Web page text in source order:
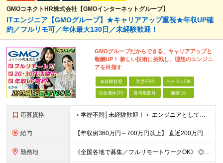
GMOコネクトHR株式会社【GMOインターネットグループ】
ITエンジニア【GMOグループ】★キャリアアップ重視★年収UP確
約／フルリモ可／年休最大130日／未経験歓迎！
GMOグループだからできる、キャリアアップと
報酬UP！ 新しい技術に挑戦し、理想のエンジニ
アを目指す
未経験歓迎 学歴不問 ベテランOK
完全週休2日 賞与複数月 面接1回
応募資格 ＜学歴不問│未経験歓迎！＞ エンジニアとしての実務経験をお持ちでない方も！ ◎未経験者も手厚くサポート！ └IT経験がなくても、研修制度や先輩エンジニアの支援が充実しており、ゼロからでも安心してチャ
給与 【年収例360万円～700万円以上】 直近200万円UPした例もあり！ ＜月給例＞ ・経験8年以上：月給54万円～＋決算賞与 ・経験5年以上：月給45万円～＋決算賞与 ・経験3年以上：月給35万円～
勤務地 《全国各地で募集／フルリモートワークOK》 ◎ご自宅から参画できるプロジェクトをご用意します！ ◎転居を伴う転勤はありません ※北海道から沖縄まで、全国各地にお住まいのエンジニアを歓迎！ ※職種・経